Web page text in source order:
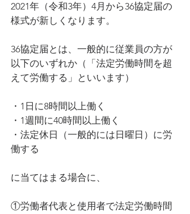
2021年（令和3年）4月から36協定届の
様式が新しくなります。
36協定届とは、一般的に従業員の方が
以下のいずれか（「法定労働時間を超
えて労働する」といいます）
・1日に8時間以上働く
・1週間に40時間以上働く
・法定休日（一般的には日曜日）に労
働する
に当てはまる場合に、
①労働者代表と使用者で法定労働時間